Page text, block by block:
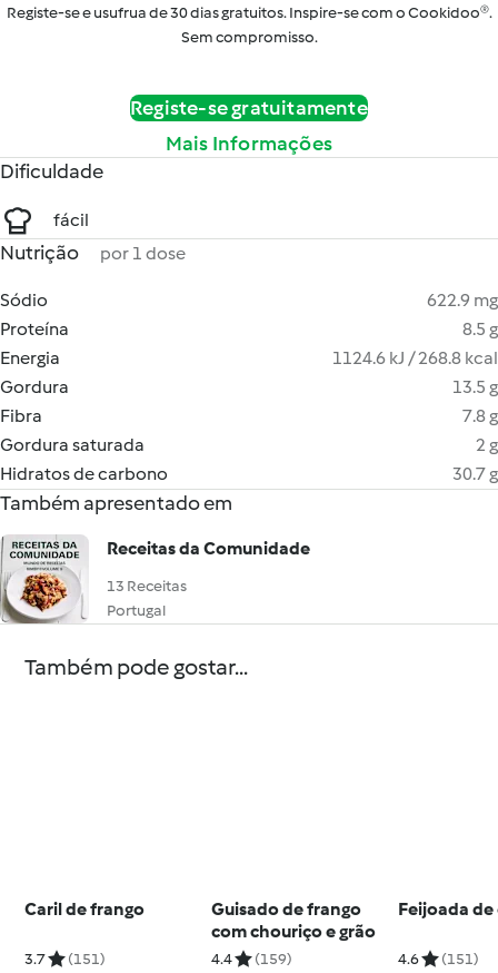
Registe-se e usufrua de 30 dias gratuitos. Inspire-se com o Cookidoo®.
Sem compromisso.
Registe-se gratuitamente
Mais Informações
Dificuldade
fácil
Nutrição por 1 dose
Sódio
622.9 mg
Proteína
8.5 g
Energia
1124.6 kJ / 268.8 kcal
Gordura
13.5 g
Fibra
7.8 g
Gordura saturada
2 g
Hidratos de carbono
30.7 g
Também apresentado em
Receitas da Comunidade
13 Receitas
Portugal
Também pode gostar...
Caril de frango
3.7 (151)
Guisado de frango
com chouriço e grão
4.4 (159)
Feijoada
4.6 (151)